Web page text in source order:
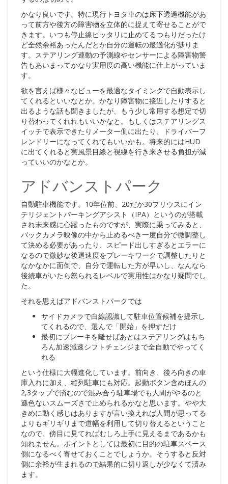
かなり良いです。特に現行トヨタ車のは床下透過機能があ
って前方や後方の障害物を立体的に捉えて寄せることがで
きます。いつも停止線ピッタリに止めてるつもりだったけ
ど全然余裕あったんだとか自分の運転の最適化が捗りま
す。ステアリング連動の予測線やセンサーによる障害物警
告もあいまってかなり実用度の高い機能に仕上がっていま
す。
欲を言えば様々なビューを最適なタイミングで自動表示し
てくれるといいなとか。かなり障害物に接近したりすると
出るような話も聞きましたが、もう少し常用する想定で切
り替わってくれれもいいかなと。もしくはステアリングス
イッチで表示できたりメーター側に出たり、ドライバーフ
レンドリーになってくれてもいいかも。将来的にはHUD
に出てくれると実風景目線と視線を行き来させる負担が減
っていいのかなとか。
アドバンストパーク
自動駐車機能です。10年位前、20だか30プリウスにイン
テリジェントパーキングアシスト（IPA）というのが搭載
され未来感に心躍ったものですが、実際に乗ってみると、
バックカメラ映像の中から止めるべき一度自分で微調整し
て決める必要があったり、スピード出しすぎるとエラーに
なるので微妙な後退速度をブレーキワークで調整したりと
なかなかに面倒で、自分で運転した方が早いし、なんなら
後続車がいたら怒られるレベルで実用性はかなり疑問でし
た。
それを思えばアドバンストパークでは
サイドカメラで白線認識して駐車位置候補を提示し
てくれるので、選んで「開始」を押すだけ
最初にブレーキを離せばあとはステアリングはもち
ろん加速減速シフトチェンジまで全自動でやってく
れる
という仕様に大幅進化しています。前向き、後ろ向きの車
庫入れに加え、縦列駐車にも対応。起動ボタン含めほんの
2,3タップで済むので混み合う駐車場でも人間がやるのと
遜色ないスムーズさで止められるかなと思います。やや大
きめに動く感じはありますが言い換えれば人間が思ってる
よりもギリギリまで道幅を利用して切り替えるということ
なので、傍目に見てればむしろ上手に見えるまであるかも
知れません。ポイントとしては最初に目的の駐車スペース
側になるべく寄せておくことでしょうか。そうすると反対
側に余裕が生まれるので結果的に切り返しが少なくて済み
ます。